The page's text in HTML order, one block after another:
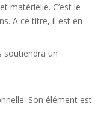
matérielle. C’est le
A ce titre, il est en
soutiendra un
Son élément est